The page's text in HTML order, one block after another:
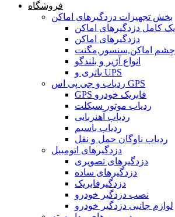
فروشگاه
بخش تجهیزات دزدگیرهای اماکن
پک کامل دزدگیرهای اماکن
دزدگیرهای اماکن
چشم اماکن,سنسور,مگنت
انواع آژیر و بلندگو
باتری و UPS
ردیاب و جی پی اس GPS
GPS فابریک خودرو
ردیاب موتور سیکلت
ردیاب آهنربایی
ردیاب باسیم
ردیاب ناوگان حمل و نقل
دزدگیرهای اتومبیل
دزدگیرهای تصویری
دزدگیرهای ساده
دزدگیرفابریک
نصب دزدگیر خودرو
لوازم جانبی دزدگیر خودرو